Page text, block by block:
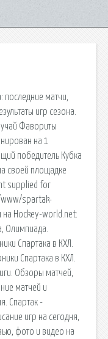
последние матчи,
игр сезона.
Фавориты
на 1
победитель Кубка
своей площадке
supplied for
spartak-
на Hockey-world.net:
Олимпиада.
Спартака в КХЛ.
Спартака в КХЛ.
Обзоры матчей,
матчей и
Спартак -
игр на сегодня,
фото и видео на